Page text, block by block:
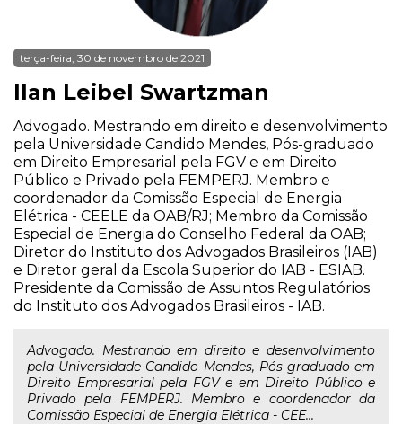
terça-feira, 30 de novembro de 2021
Ilan Leibel Swartzman
Advogado. Mestrando em direito e desenvolvimento
pela Universidade Candido Mendes, Pós-graduado
em Direito Empresarial pela FGV e em Direito
Público e Privado pela FEMPERJ. Membro e
coordenador da Comissão Especial de Energia
Elétrica - CEELE da OAB/RJ; Membro da Comissão
Especial de Energia do Conselho Federal da OAB;
Diretor do Instituto dos Advogados Brasileiros (IAB)
e Diretor geral da Escola Superior do IAB - ESIAB.
Presidente da Comissão de Assuntos Regulatórios
do Instituto dos Advogados Brasileiros - IAB.
Advogado. Mestrando em direito e desenvolvimento
pela Universidade Candido Mendes, Pós-graduado em
Direito Empresarial pela FGV e em Direito Público e
Privado pela FEMPERJ. Membro e coordenador da
Comissão Especial de Energia Elétrica - CEE...